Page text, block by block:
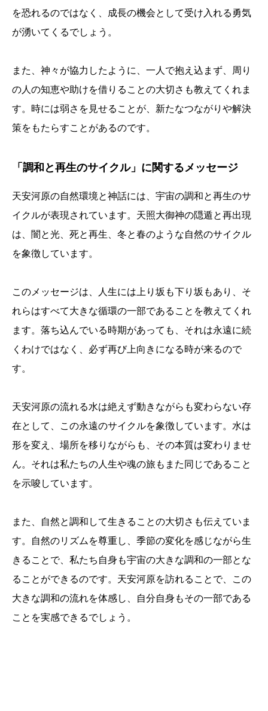
を恐れるのではなく、成長の機会として受け入れる勇気
が湧いてくるでしょう。
また、神々が協力したように、一人で抱え込まず、周り
の人の知恵や助けを借りることの大切さも教えてくれま
す。時には弱さを見せることが、新たなつながりや解決
策をもたらすことがあるのです。
「調和と再生のサイクル」に関するメッセージ
天安河原の自然環境と神話には、宇宙の調和と再生のサ
イクルが表現されています。天照大御神の隠遁と再出現
は、闇と光、死と再生、冬と春のような自然のサイクル
を象徴しています。
このメッセージは、人生には上り坂も下り坂もあり、そ
れらはすべて大きな循環の一部であることを教えてくれ
ます。落ち込んでいる時期があっても、それは永遠に続
くわけではなく、必ず再び上向きになる時が来るので
す。
天安河原の流れる水は絶えず動きながらも変わらない存
在として、この永遠のサイクルを象徴しています。水は
形を変え、場所を移りながらも、その本質は変わりませ
ん。それは私たちの人生や魂の旅もまた同じであること
を示唆しています。
また、自然と調和して生きることの大切さも伝えていま
す。自然のリズムを尊重し、季節の変化を感じながら生
きることで、私たち自身も宇宙の大きな調和の一部とな
ることができるのです。天安河原を訪れることで、この
大きな調和の流れを体感し、自分自身もその一部である
ことを実感できるでしょう。